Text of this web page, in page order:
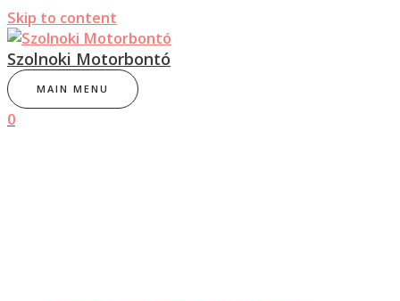
Skip to content
Szolnoki Motorbontó
MAIN MENU
0